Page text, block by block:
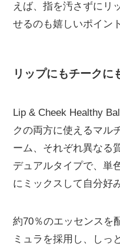
えば、指を汚さずにリ
せるのも嬉しいポイン
リップにもチークに
Lip & Cheek Healthy
クの両方に使えるマル
ーム、それぞれ異なる
デュアルタイプで、単
にミックスして自分好
約70％のエッセンスを
ミュラを採用し、しっ